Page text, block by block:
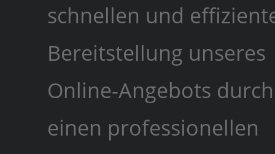
schnellen und
Bereitstellung unseres
Online-Angebots durch
einen professionellen